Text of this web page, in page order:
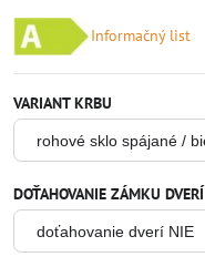
Informačný list
VARIANT KRBU
DOŤAHOVANIE ZÁMKU DVERÍ